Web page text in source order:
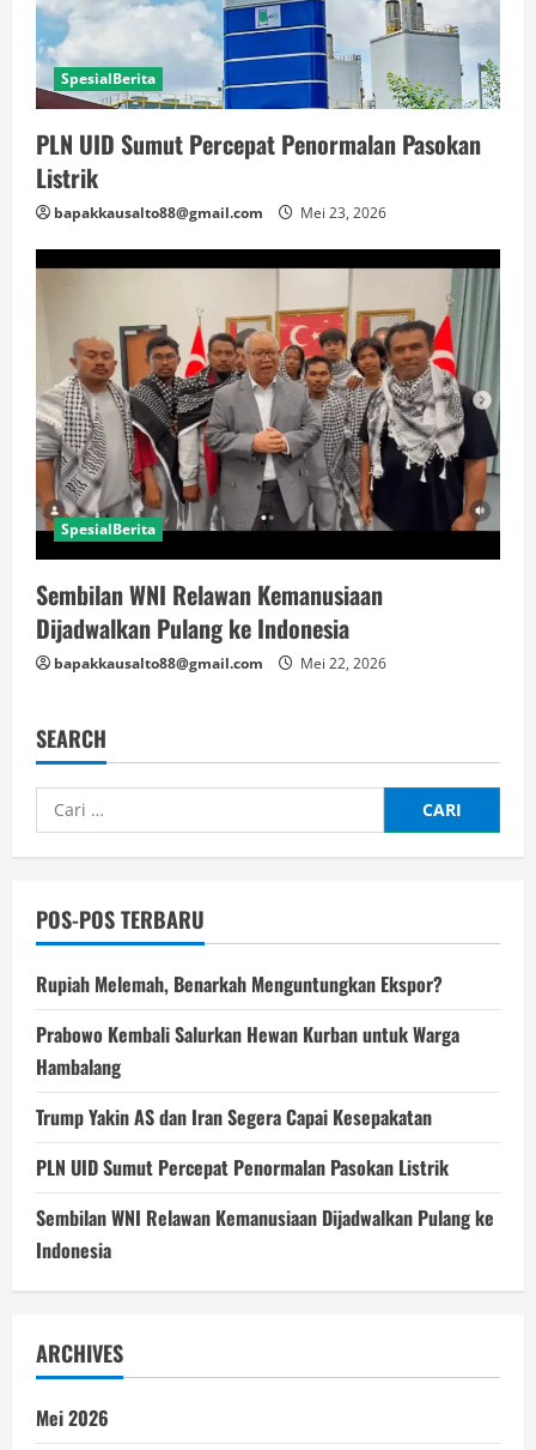
SpesialBerita
PLN UID Sumut Percepat Penormalan Pasokan
Listrik
bapakkausalto88@gmail.com Mei 23, 2026
SpesialBerita
Sembilan WNI Relawan Kemanusiaan
Dijadwalkan Pulang ke Indonesia
bapakkausalto88@gmail.com Mei 22, 2026
SEARCH
Cari
untuk:
POS-POS TERBARU
Rupiah Melemah, Benarkah Menguntungkan Ekspor?
Prabowo Kembali Salurkan Hewan Kurban untuk Warga
Hambalang
Trump Yakin AS dan Iran Segera Capai Kesepakatan
PLN UID Sumut Percepat Penormalan Pasokan Listrik
Sembilan WNI Relawan Kemanusiaan Dijadwalkan Pulang ke
Indonesia
ARCHIVES
Mei 2026